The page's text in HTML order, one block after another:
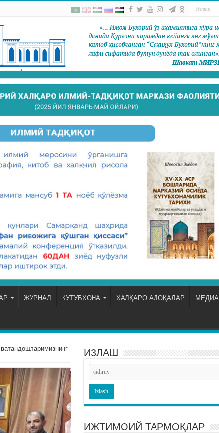
ЖУРНАЛ КУТУБХОНА ХАЛҚАРО АЛОҚАЛАР МЕДИА
ИЗЛАШ
ИЖТИМОИЙ ТАРМОҚЛАР